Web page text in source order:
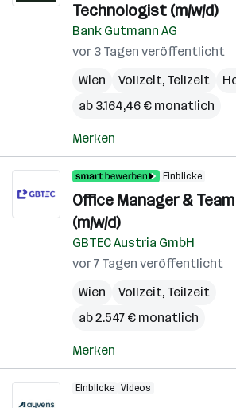
Technologist (m/w/d)
Bank Gutmann AG
vor 3 Tagen veröffentlicht
Wien
Vollzeit, Teilzeit
ab 3.164,46 € monatlich
Merken
Einblicke
Office Manager &
(m/w/d)
GBTEC Austria GmbH
vor 7 Tagen veröffentlicht
Wien
Vollzeit, Teilzeit
ab 2.547 € monatlich
Merken
Einblicke Videos